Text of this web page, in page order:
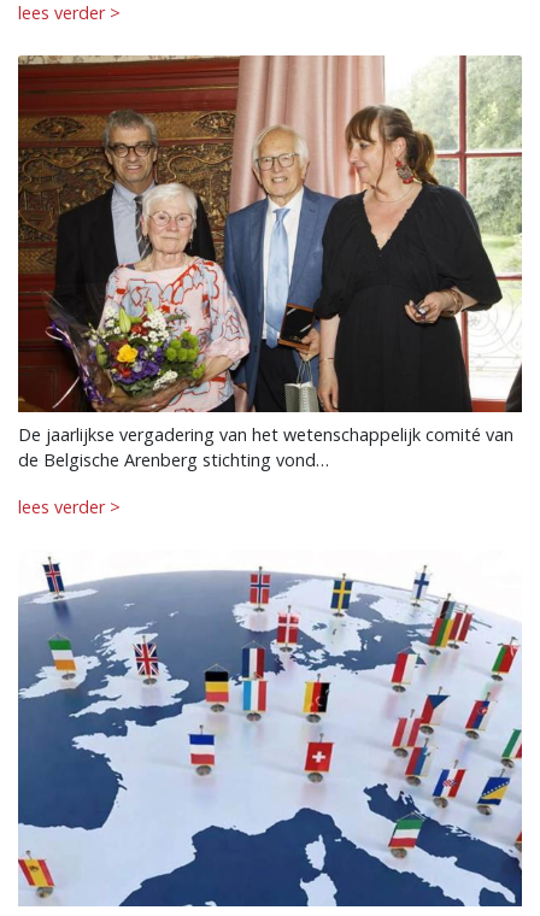
lees verder >
De jaarlijkse vergadering van het wetenschappelijk comité van
de Belgische Arenberg stichting vond…
lees verder >